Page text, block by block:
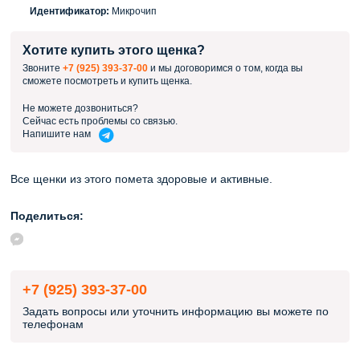
Идентификатор: Микрочип
Хотите купить этого щенка?
Звоните+7 (925) 393-37-00 и мы договоримся о том, когда вы
сможете посмотреть и купить щенка.
Не можете дозвониться?
Сейчас есть проблемы со связью.
Напишитенам
Все щенки из этого помета здоровые и активные.
Поделиться:
+7 (925) 393-37-00
Задать вопросы или уточнить информацию вы можете по
телефонам